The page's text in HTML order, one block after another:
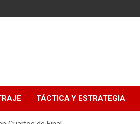
TÁCTICA Y ESTRATEGIA